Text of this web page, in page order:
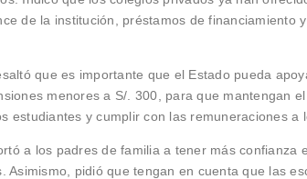
de la institución, préstamos de financiamiento
que es importante que el Estado pueda
menores a S/. 300, para que mantengan
estudiantes y cumplir con las remuneraciones a
a los padres de familia a tener más confianza
Asimismo, pidió que tengan en cuenta que las